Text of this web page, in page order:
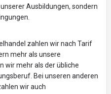
Ausbildungen, sondern
zahlen wir nach Tarif
mehr als unsere
wir mehr als der übliche
Bei unseren anderen
wir auch